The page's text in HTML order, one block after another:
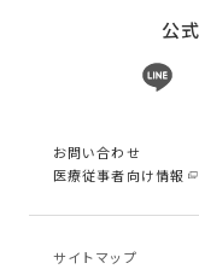
公
お問い合わせ
医療従事者向け情報
サイトマップ